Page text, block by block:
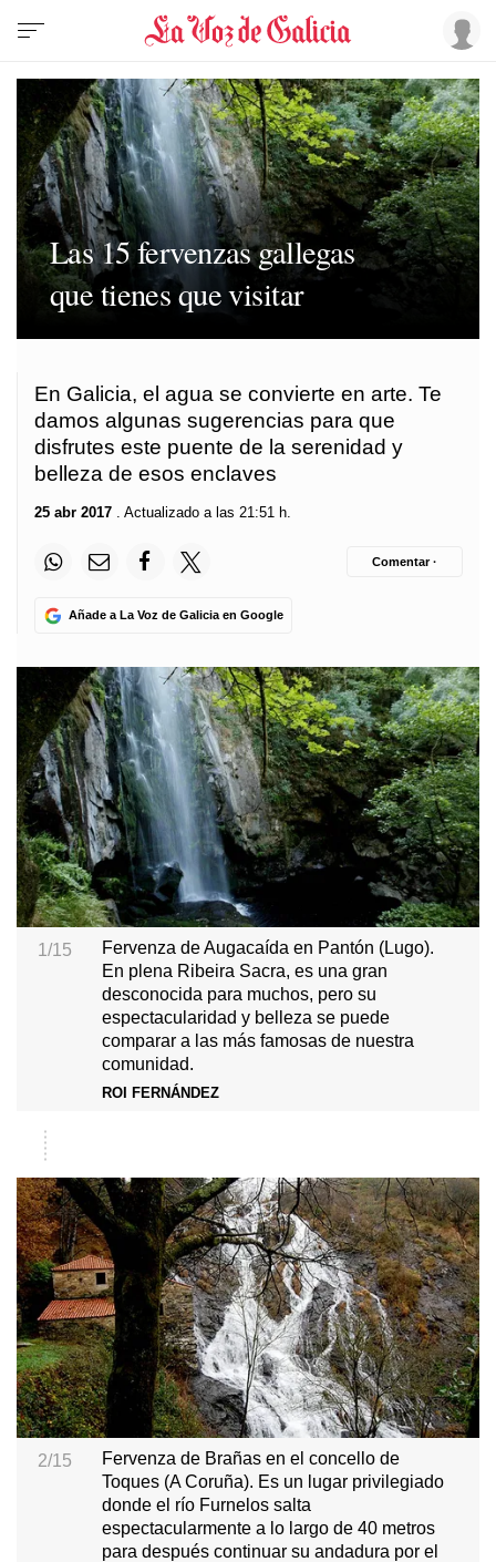
Las 15 fervenzas gallegas
que tienes que visitar
En Galicia, el agua se convierte en arte. Te
damos algunas sugerencias para que
disfrutes este puente de la serenidad y
belleza de esos enclaves
25 abr 2017 . Actualizado a las 21:51 h.
Añade a La Voz de Galicia en Google
Comentar ·
1/15
Fervenza de Augacaída en Pantón (Lugo).
En plena Ribeira Sacra, es una gran
desconocida para muchos, pero su
espectacularidad y belleza se puede
comparar a las más famosas de nuestra
comunidad.
ROI FERNÁNDEZ
2/15
Fervenza de Brañas en el concello de
Toques (A Coruña). Es un lugar privilegiado
donde el río Furnelos salta
espectacularmente a lo largo de 40 metros
para después continuar su andadura por el